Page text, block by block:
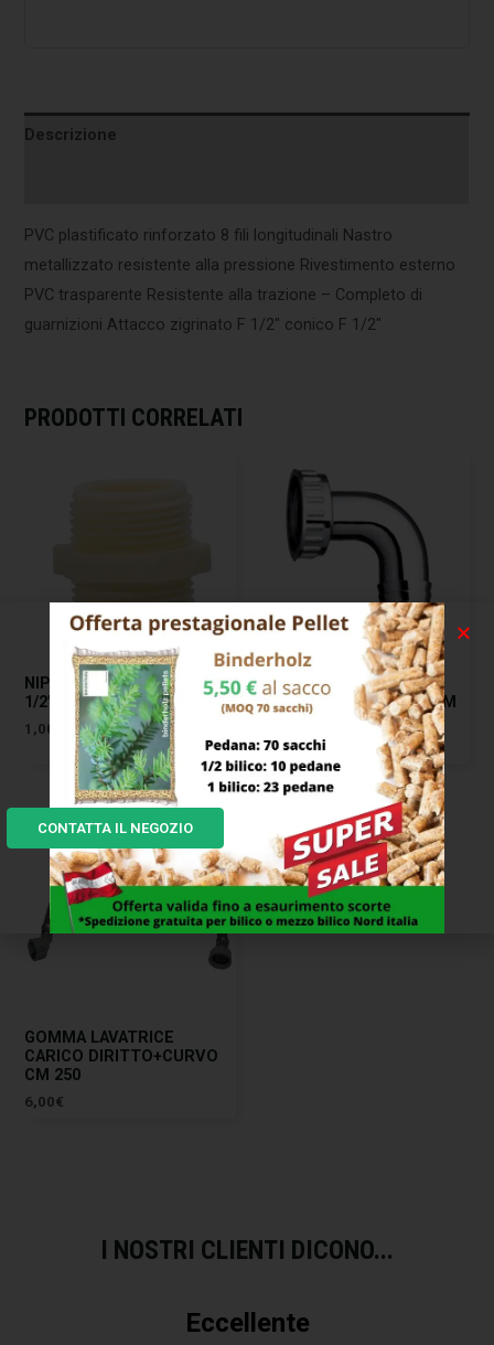
Descrizione
PVC plastificato rinforzato 8 fili longitudinali Nastro
metallizzato resistente alla pressione Rivestimento esterno
PVC trasparente Resistente alla trazione – Completo di
guarnizioni Attacco zigrinato F 1/2″ conico F 1/2″
PRODOTTI CORRELATI
NIPPLO POLIPROPILENE
1/2″M-1/2″M SIROFLEX
1,00
RACCORDO TUBO
SCARICO CURVO F 1″ MM
16 CR SIROFLEX
8,00€
GOMMA LAVATRICE
CARICO DIRITTO+CURVO
CM 250
6,00€
I NOSTRI CLIENTI DICONO...
Eccellente
CONTATTA IL NEGOZIO